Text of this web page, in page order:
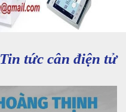
Tin tức cân điện tử